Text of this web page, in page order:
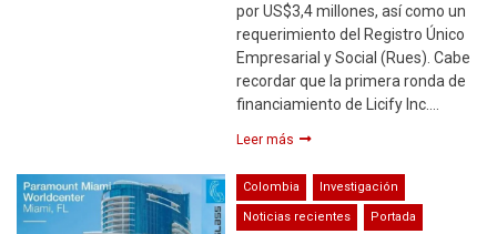
por US$3,4 millones, así como un
requerimiento del Registro Único
Empresarial y Social (Rues). Cabe
recordar que la primera ronda de
financiamiento de Licify Inc….
Leer más
Colombia Investigación
Noticias recientes Portada